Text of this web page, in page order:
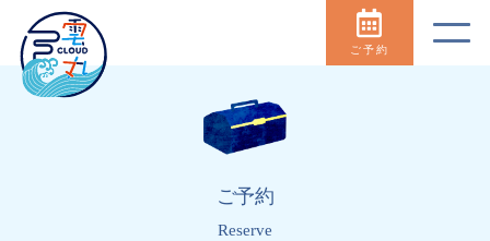
ご予約
ご予約
Reserve